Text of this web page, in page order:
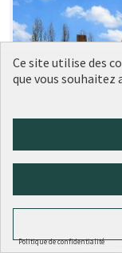
Ce site utilise des
que vous souhaitez
Politique de confidentialité